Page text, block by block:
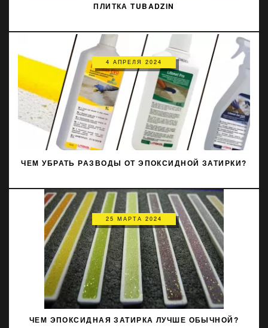
ПЛИТКА TUBADZIN
ЧЕМ УБРАТЬ РАЗВОДЫ ОТ ЭПОКСИДНОЙ ЗАТИРКИ?
4 АПРЕЛЯ 2024
ЧЕМ ЭПОКСИДНАЯ ЗАТИРКА ЛУЧШЕ ОБЫЧНОЙ?
25 МАРТА 2024